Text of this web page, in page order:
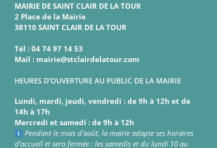
MAIRIE DE SAINT CLAIR DE LA TOUR
2 Place de la Mairie
38110 SAINT CLAIR DE LA TOUR
Tél : 04 74 97 14 53
Mail : mairie@stclairdelatour.com
HEURES D’OUVERTURE AU PUBLIC DE LA MAIRIE
Lundi, mardi, jeudi, vendredi : de 9h à 12h et de
14h à 17h
Mercredi et samedi : de 9h à 12h
Pendant le mois d’août, la mairie adapte ses horaires
d’accueil et sera fermée : les samedis et du lundi 10 au